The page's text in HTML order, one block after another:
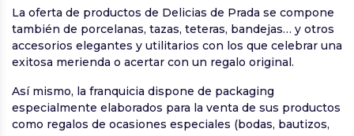
La oferta de productos de Delicias de Prada se compone
también de porcelanas, tazas, teteras, bandejas… y otros
accesorios elegantes y utilitarios con los que celebrar una
exitosa merienda o acertar con un regalo original.
Así mismo, la franquicia dispone de packaging
especialmente elaborados para la venta de sus productos
como regalos de ocasiones especiales (bodas, bautizos,